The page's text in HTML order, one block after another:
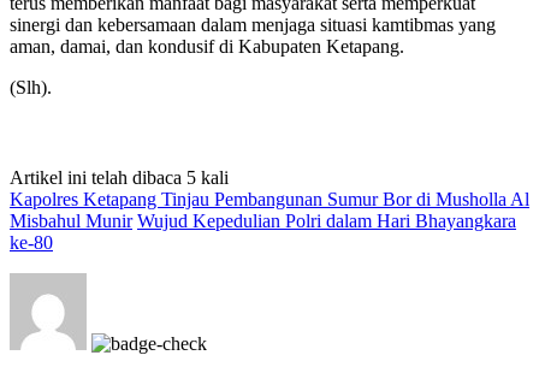
sinergi dan kebersamaan dalam menjaga situasi kamtibmas yang
aman, damai, dan kondusif di Kabupaten Ketapang.
(Slh).
Artikel ini telah dibaca 5 kali
Kapolres Ketapang Tinjau Pembangunan Sumur Bor di Musholla Al
Misbahul Munir Wujud Kepedulian Polri dalam Hari Bhayangkara
ke-80